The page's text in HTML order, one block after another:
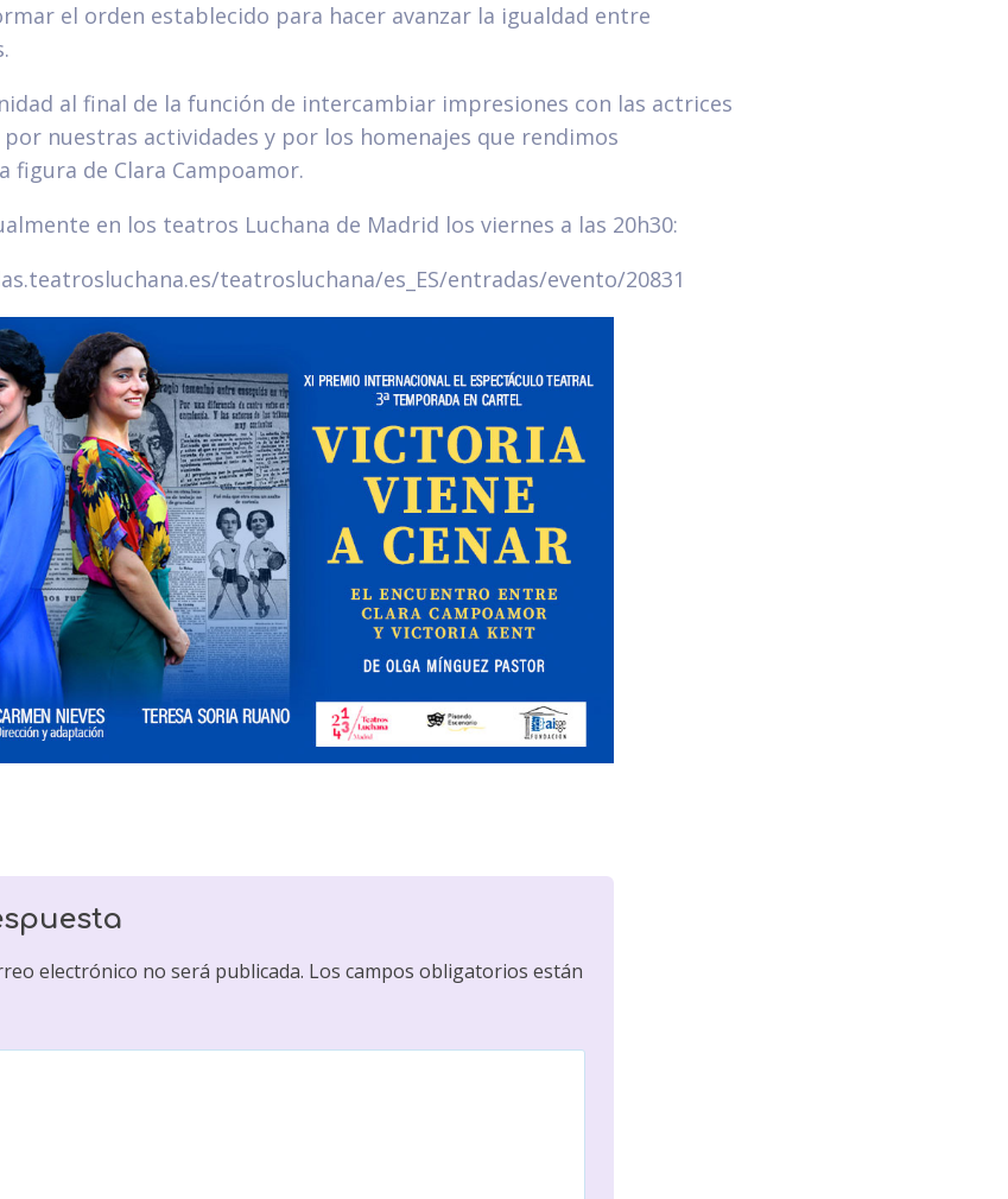
el orden establecido para hacer avanzar la igualdad entre
al final de la función de intercambiar impresiones con las actrices
nuestras actividades y por los homenajes que rendimos
figura de Clara Campoamor.
en los teatros Luchana de Madrid los viernes a las 20h30:
teatrosluchana/es_ES/entradas/evento/20831
electrónico no será publicada. Los campos obligatorios están